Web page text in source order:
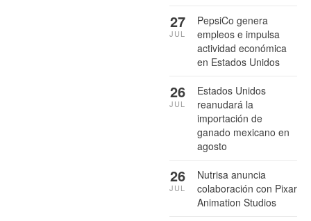
PepsiCo genera
empleos e impulsa
actividad económica
en Estados Unidos
27
JUL
Estados Unidos
reanudará la
importación de
ganado mexicano en
agosto
26
JUL
Nutrisa anuncia
colaboración con Pixar
Animation Studios
26
JUL